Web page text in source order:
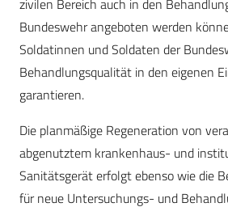
zivilen Bereich auch in den
Bundeswehr angeboten werden
Soldatinnen und Soldaten der
Behandlungsqualität in den eigenen
garantieren.
Die planmäßige Regeneration von
abgenutztem krankenhaus- und
Sanitätsgerät erfolgt ebenso wie die
für neue Untersuchungs- und